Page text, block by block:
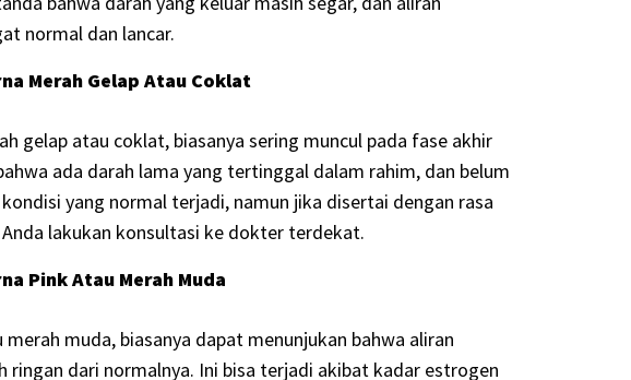
normal dan lancar.
Merah Gelap Atau Coklat
gelap atau coklat, biasanya sering muncul pada fase akhir
ada darah lama yang tertinggal dalam rahim, dan belum
yang normal terjadi, namun jika disertai dengan rasa
lakukan konsultasi ke dokter terdekat.
Pink Atau Merah Muda
muda, biasanya dapat menunjukan bahwa aliran
ringan dari normalnya. Ini bisa terjadi akibat kadar estrogen